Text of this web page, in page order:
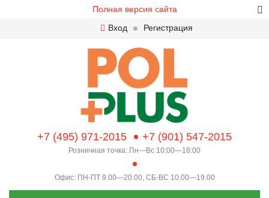
Полная версия сайта
Вход
Регистрация
+7 (495) 971-2015 +7 (901) 547-2015
Розничная точка: Пн—Вс 10:00—18:00
Офис: ПН-ПТ 9.00—20.00, СБ-ВС 10.00—19.00